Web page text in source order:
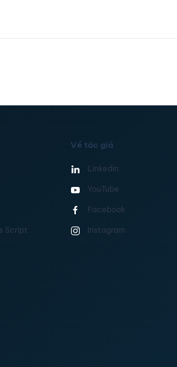
Script
Về tác giả
Linkedin
YouTube
Facebook
Instagram